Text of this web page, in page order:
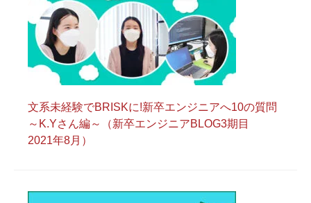
文系未経験でBRISKに!新卒エンジニアへ10の質問
～K.Yさん編～（新卒エンジニアBLOG3期目
2021年8月）